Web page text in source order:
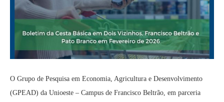
O Grupo de Pesquisa em Economia, Agricultura e Desenvolvimento
(GPEAD) da Unioeste – Campus de Francisco Beltrão, em parceria